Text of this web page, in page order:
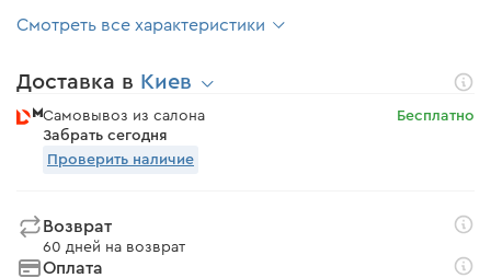
Смотреть все характеристики
Доставка в Киев
Самовывоз из салона
Забрать сегодня
Бесплатно
Проверить наличие
Возврат
60 дней на возврат
Оплата